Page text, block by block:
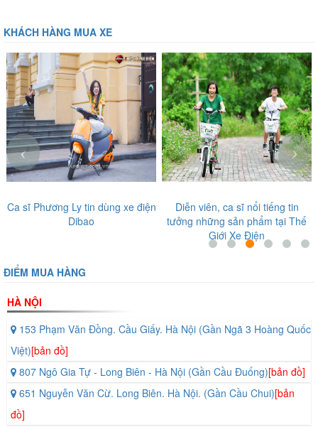
KHÁCH HÀNG MUA XE
Diễn viên, ca sĩ nổi tiếng tin
tưởng những sản phẩm tại Thế
Nghệ sĩ Giang Còi tin tưởng sản
phẩm tại Thế Giới Xe Điện
‹ ›
ĐIỂM MUA HÀNG
HÀ NỘI
153 Phạm Văn Đồng. Cầu Giấy. Hà Nội (Gần Ngã 3 Hoàng Quốc
Việt)[bản đồ]
807 Ngô Gia Tự - Long Biên - Hà Nội (Gần Cầu Đuống)[bản đồ]
651 Nguyễn Văn Cừ. Long Biên. Hà Nội. (Gần Cầu Chui)[bản
đồ]